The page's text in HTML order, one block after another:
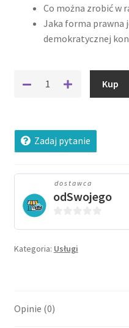
Co można zrobić w
Jaka forma prawna
demokratycznej
Demokratyczny
Kup
Zadaj pytanie
dostawca
odSwojego
u
5
Kategoria: Usługi
Opinie (0)